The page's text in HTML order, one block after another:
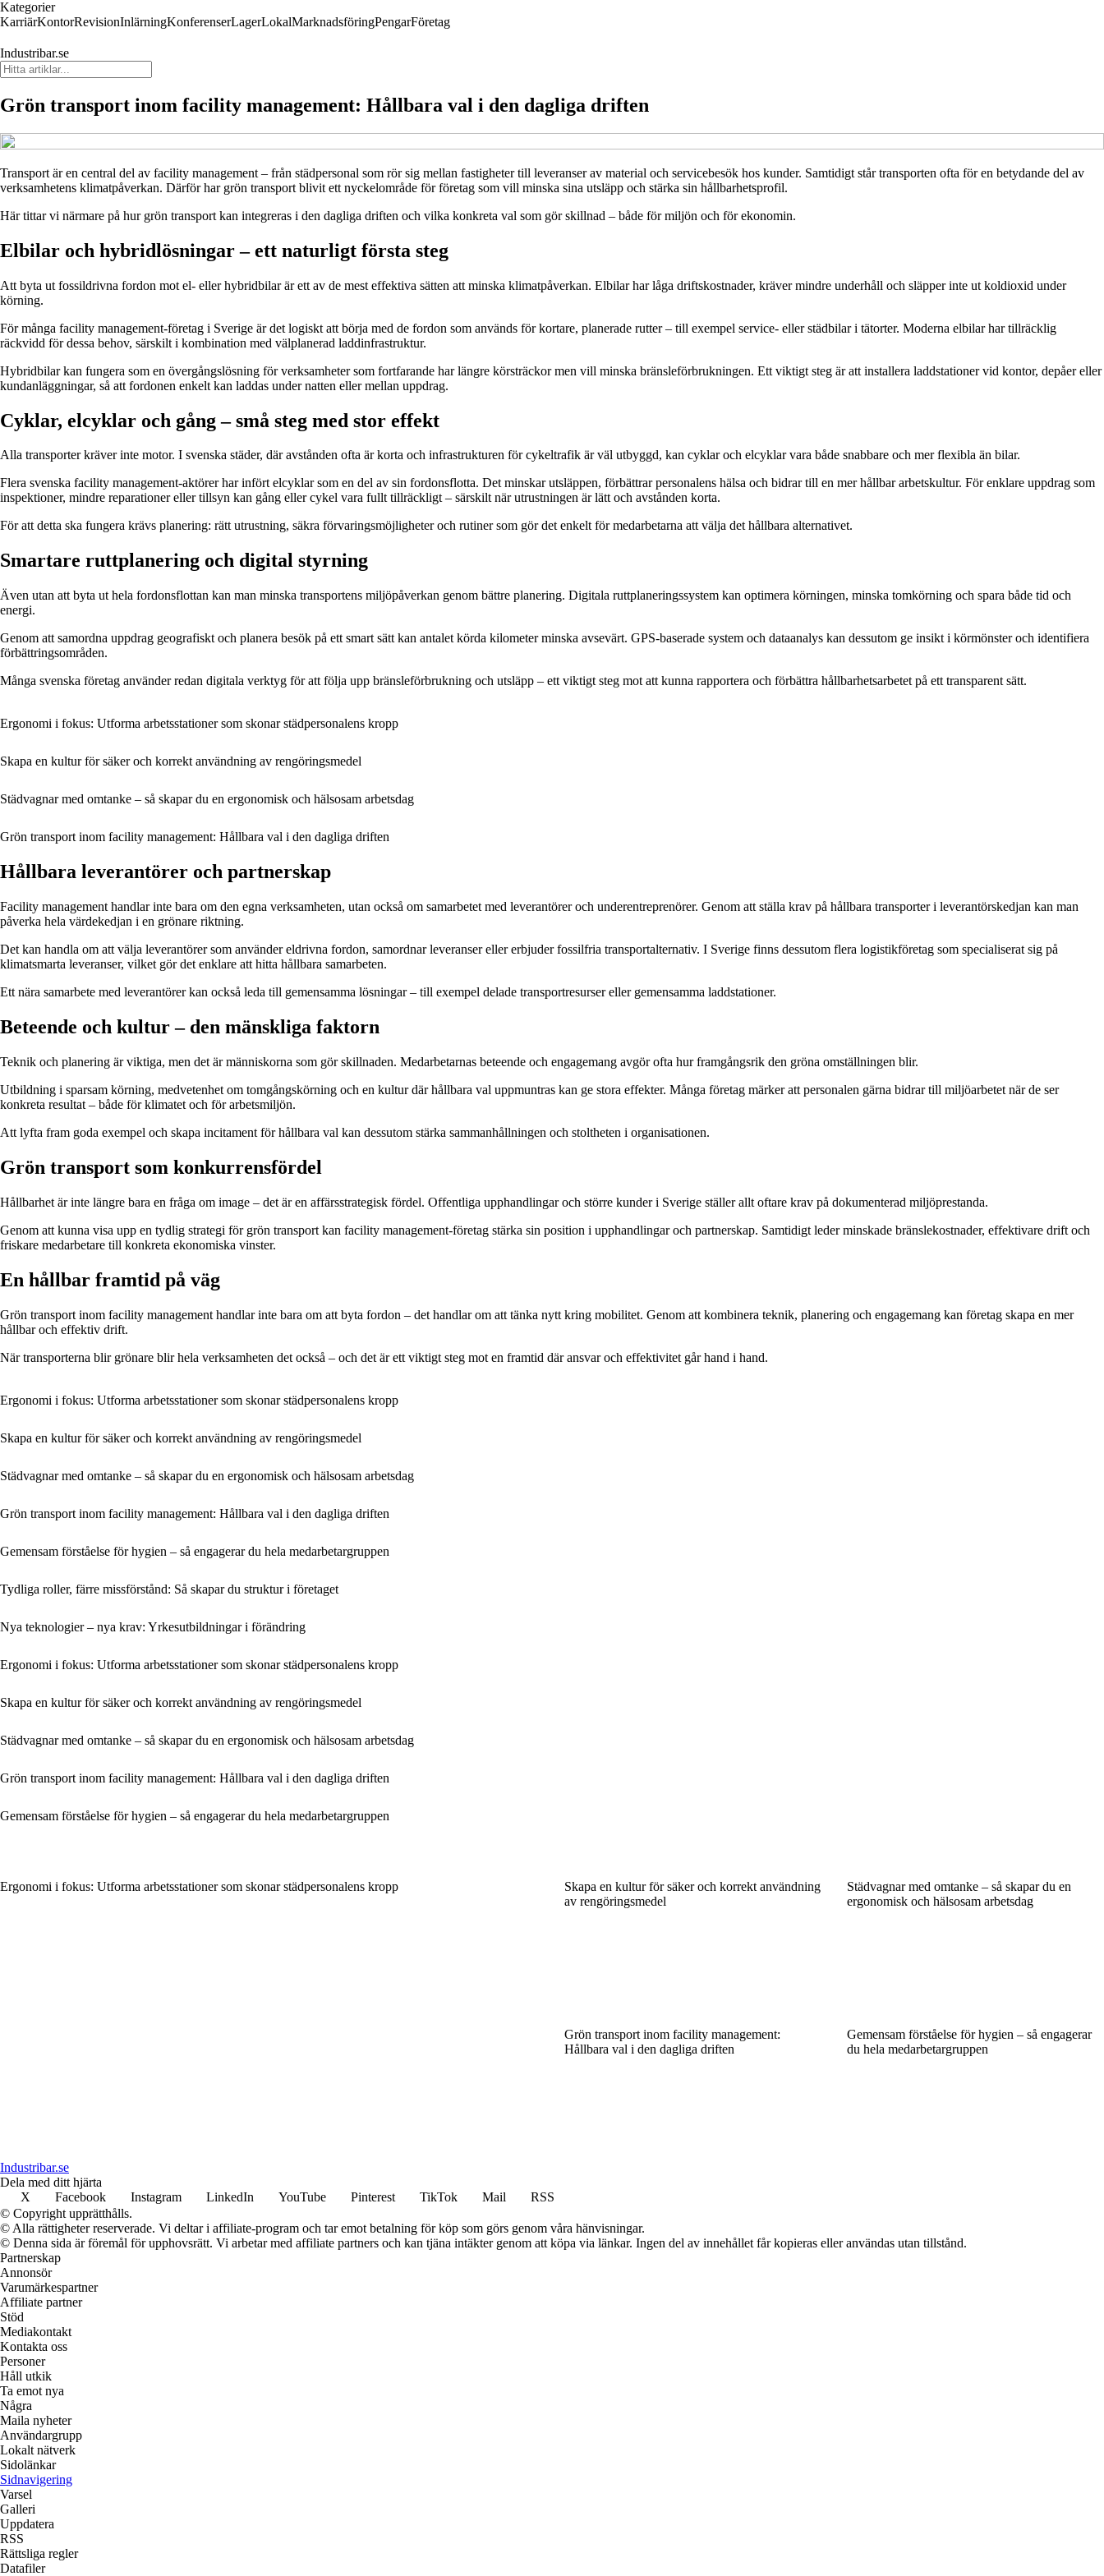
Kategorier
KarriärKontorRevisionInlärningKonferenserLagerLokalMarknadsföringPengarFöretag
Industribar.se
Grön transport inom facility management: Hållbara val i den dagliga driften
Transport är en central del av facility management – från städpersonal som rör sig mellan fastigheter till leveranser av material och servicebesök hos kunder. Samtidigt står transporten ofta för en betydande del av
verksamhetens klimatpåverkan. Därför har grön transport blivit ett nyckelområde för företag som vill minska sina utsläpp och stärka sin hållbarhetsprofil.
Här tittar vi närmare på hur grön transport kan integreras i den dagliga driften och vilka konkreta val som gör skillnad – både för miljön och för ekonomin.
Elbilar och hybridlösningar – ett naturligt första steg
Att byta ut fossildrivna fordon mot el- eller hybridbilar är ett av de mest effektiva sätten att minska klimatpåverkan. Elbilar har låga driftskostnader, kräver mindre underhåll och släpper inte ut koldioxid under
körning.
För många facility management-företag i Sverige är det logiskt att börja med de fordon som används för kortare, planerade rutter – till exempel service- eller städbilar i tätorter. Moderna elbilar har tillräcklig
räckvidd för dessa behov, särskilt i kombination med välplanerad laddinfrastruktur.
Hybridbilar kan fungera som en övergångslösning för verksamheter som fortfarande har längre körsträckor men vill minska bränsleförbrukningen. Ett viktigt steg är att installera laddstationer vid kontor, depåer eller
kundanläggningar, så att fordonen enkelt kan laddas under natten eller mellan uppdrag.
Cyklar, elcyklar och gång – små steg med stor effekt
Alla transporter kräver inte motor. I svenska städer, där avstånden ofta är korta och infrastrukturen för cykeltrafik är väl utbyggd, kan cyklar och elcyklar vara både snabbare och mer flexibla än bilar.
Flera svenska facility management-aktörer har infört elcyklar som en del av sin fordonsflotta. Det minskar utsläppen, förbättrar personalens hälsa och bidrar till en mer hållbar arbetskultur. För enklare uppdrag som
inspektioner, mindre reparationer eller tillsyn kan gång eller cykel vara fullt tillräckligt – särskilt när utrustningen är lätt och avstånden korta.
För att detta ska fungera krävs planering: rätt utrustning, säkra förvaringsmöjligheter och rutiner som gör det enkelt för medarbetarna att välja det hållbara alternativet.
Smartare ruttplanering och digital styrning
Även utan att byta ut hela fordonsflottan kan man minska transportens miljöpåverkan genom bättre planering. Digitala ruttplaneringssystem kan optimera körningen, minska tomkörning och spara både tid och
energi.
Genom att samordna uppdrag geografiskt och planera besök på ett smart sätt kan antalet körda kilometer minska avsevärt. GPS-baserade system och dataanalys kan dessutom ge insikt i körmönster och identifiera
förbättringsområden.
Många svenska företag använder redan digitala verktyg för att följa upp bränsleförbrukning och utsläpp – ett viktigt steg mot att kunna rapportera och förbättra hållbarhetsarbetet på ett transparent sätt.
Ergonomi i fokus: Utforma arbetsstationer som skonar städpersonalens kropp
Skapa en kultur för säker och korrekt användning av rengöringsmedel
Städvagnar med omtanke – så skapar du en ergonomisk och hälsosam arbetsdag
Grön transport inom facility management: Hållbara val i den dagliga driften
Hållbara leverantörer och partnerskap
Facility management handlar inte bara om den egna verksamheten, utan också om samarbetet med leverantörer och underentreprenörer. Genom att ställa krav på hållbara transporter i leverantörskedjan kan man
påverka hela värdekedjan i en grönare riktning.
Det kan handla om att välja leverantörer som använder eldrivna fordon, samordnar leveranser eller erbjuder fossilfria transportalternativ. I Sverige finns dessutom flera logistikföretag som specialiserat sig på
klimatsmarta leveranser, vilket gör det enklare att hitta hållbara samarbeten.
Ett nära samarbete med leverantörer kan också leda till gemensamma lösningar – till exempel delade transportresurser eller gemensamma laddstationer.
Beteende och kultur – den mänskliga faktorn
Teknik och planering är viktiga, men det är människorna som gör skillnaden. Medarbetarnas beteende och engagemang avgör ofta hur framgångsrik den gröna omställningen blir.
Utbildning i sparsam körning, medvetenhet om tomgångskörning och en kultur där hållbara val uppmuntras kan ge stora effekter. Många företag märker att personalen gärna bidrar till miljöarbetet när de ser
konkreta resultat – både för klimatet och för arbetsmiljön.
Att lyfta fram goda exempel och skapa incitament för hållbara val kan dessutom stärka sammanhållningen och stoltheten i organisationen.
Grön transport som konkurrensfördel
Hållbarhet är inte längre bara en fråga om image – det är en affärsstrategisk fördel. Offentliga upphandlingar och större kunder i Sverige ställer allt oftare krav på dokumenterad miljöprestanda.
Genom att kunna visa upp en tydlig strategi för grön transport kan facility management-företag stärka sin position i upphandlingar och partnerskap. Samtidigt leder minskade bränslekostnader, effektivare drift och
friskare medarbetare till konkreta ekonomiska vinster.
En hållbar framtid på väg
Grön transport inom facility management handlar inte bara om att byta fordon – det handlar om att tänka nytt kring mobilitet. Genom att kombinera teknik, planering och engagemang kan företag skapa en mer
hållbar och effektiv drift.
När transporterna blir grönare blir hela verksamheten det också – och det är ett viktigt steg mot en framtid där ansvar och effektivitet går hand i hand.
Ergonomi i fokus: Utforma arbetsstationer som skonar städpersonalens kropp
Skapa en kultur för säker och korrekt användning av rengöringsmedel
Städvagnar med omtanke – så skapar du en ergonomisk och hälsosam arbetsdag
Grön transport inom facility management: Hållbara val i den dagliga driften
Gemensam förståelse för hygien – så engagerar du hela medarbetargruppen
Tydliga roller, färre missförstånd: Så skapar du struktur i företaget
Nya teknologier – nya krav: Yrkesutbildningar i förändring
Ergonomi i fokus: Utforma arbetsstationer som skonar städpersonalens kropp
Skapa en kultur för säker och korrekt användning av rengöringsmedel
Städvagnar med omtanke – så skapar du en ergonomisk och hälsosam arbetsdag
Grön transport inom facility management: Hållbara val i den dagliga driften
Gemensam förståelse för hygien – så engagerar du hela medarbetargruppen
Ergonomi i fokus: Utforma arbetsstationer som skonar städpersonalens kropp
Skapa en kultur för säker och korrekt användning
av rengöringsmedel
Städvagnar med omtanke – så skapar du en
ergonomisk och hälsosam arbetsdag
Grön transport inom facility management:
Hållbara val i den dagliga driften
Gemensam förståelse för hygien – så engagerar
du hela medarbetargruppen
Industribar.se
Dela med ditt hjärta
X
Facebook Instagram LinkedIn YouTube Pinterest TikTok Mail
RSS
© Copyright upprätthålls.
© Alla rättigheter reserverade. Vi deltar i affiliate-program och tar emot betalning för köp som görs genom våra hänvisningar.
© Denna sida är föremål för upphovsrätt. Vi arbetar med affiliate partners och kan tjäna intäkter genom att köpa via länkar. Ingen del av innehållet får kopieras eller användas utan tillstånd.
Partnerskap
Annonsör
Varumärkespartner
Affiliate partner
Stöd
Mediakontakt
Kontakta oss
Personer
Håll utkik
Ta emot nya
Några
Maila nyheter
Användargrupp
Lokalt nätverk
Sidolänkar
Sidnavigering
Varsel
Galleri
Uppdatera
RSS
Rättsliga regler
Datafiler